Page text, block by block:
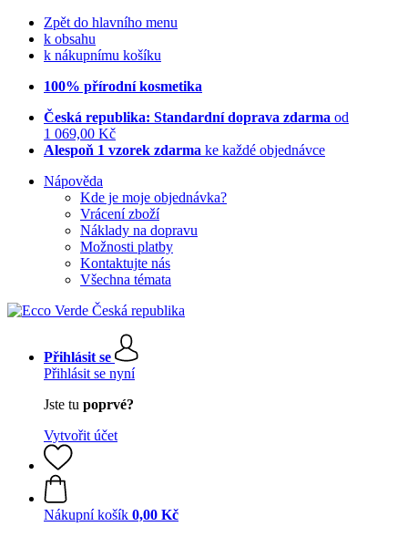
Zpět do hlavního menu
k obsahu
k nákupnímu košíku
100% přírodní kosmetika
Česká republika: Standardní doprava zdarma od
1 069,00 Kč
Alespoň 1 vzorek zdarma ke každé objednávce
Nápověda
Kde je moje objednávka?
Vrácení zboží
Náklady na dopravu
Možnosti platby
Kontaktujte nás
Všechna témata
Přihlásit se
Přihlásit se nyní
Jste tu poprvé?
Vytvořit účet
Nákupní košík 0,00 Kč